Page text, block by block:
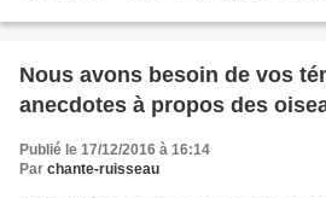
Nous avons besoin de vos
anecdotes à propos des
Publié le 17/12/2016 à 16:14
Par chante-ruisseau